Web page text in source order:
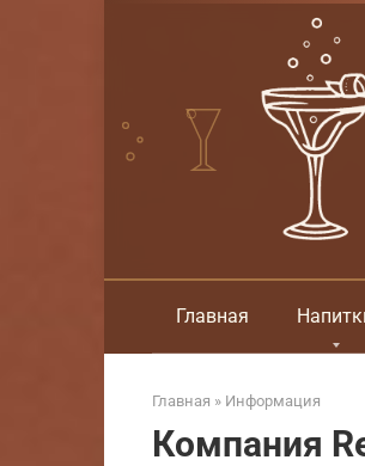
Главная
Главная » Информация
Компания